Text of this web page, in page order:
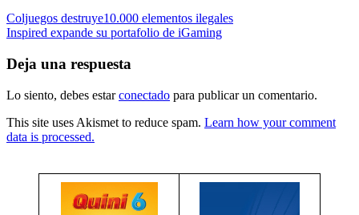
Navegación
de
entradas
Coljuegos destruye10.000 elementos ilegales
Inspired expande su portafolio de iGaming
Deja una respuesta
Lo siento, debes estarconectado para publicar un comentario.
This site uses Akismet to reduce spam. Learn how your comment
data is processed.